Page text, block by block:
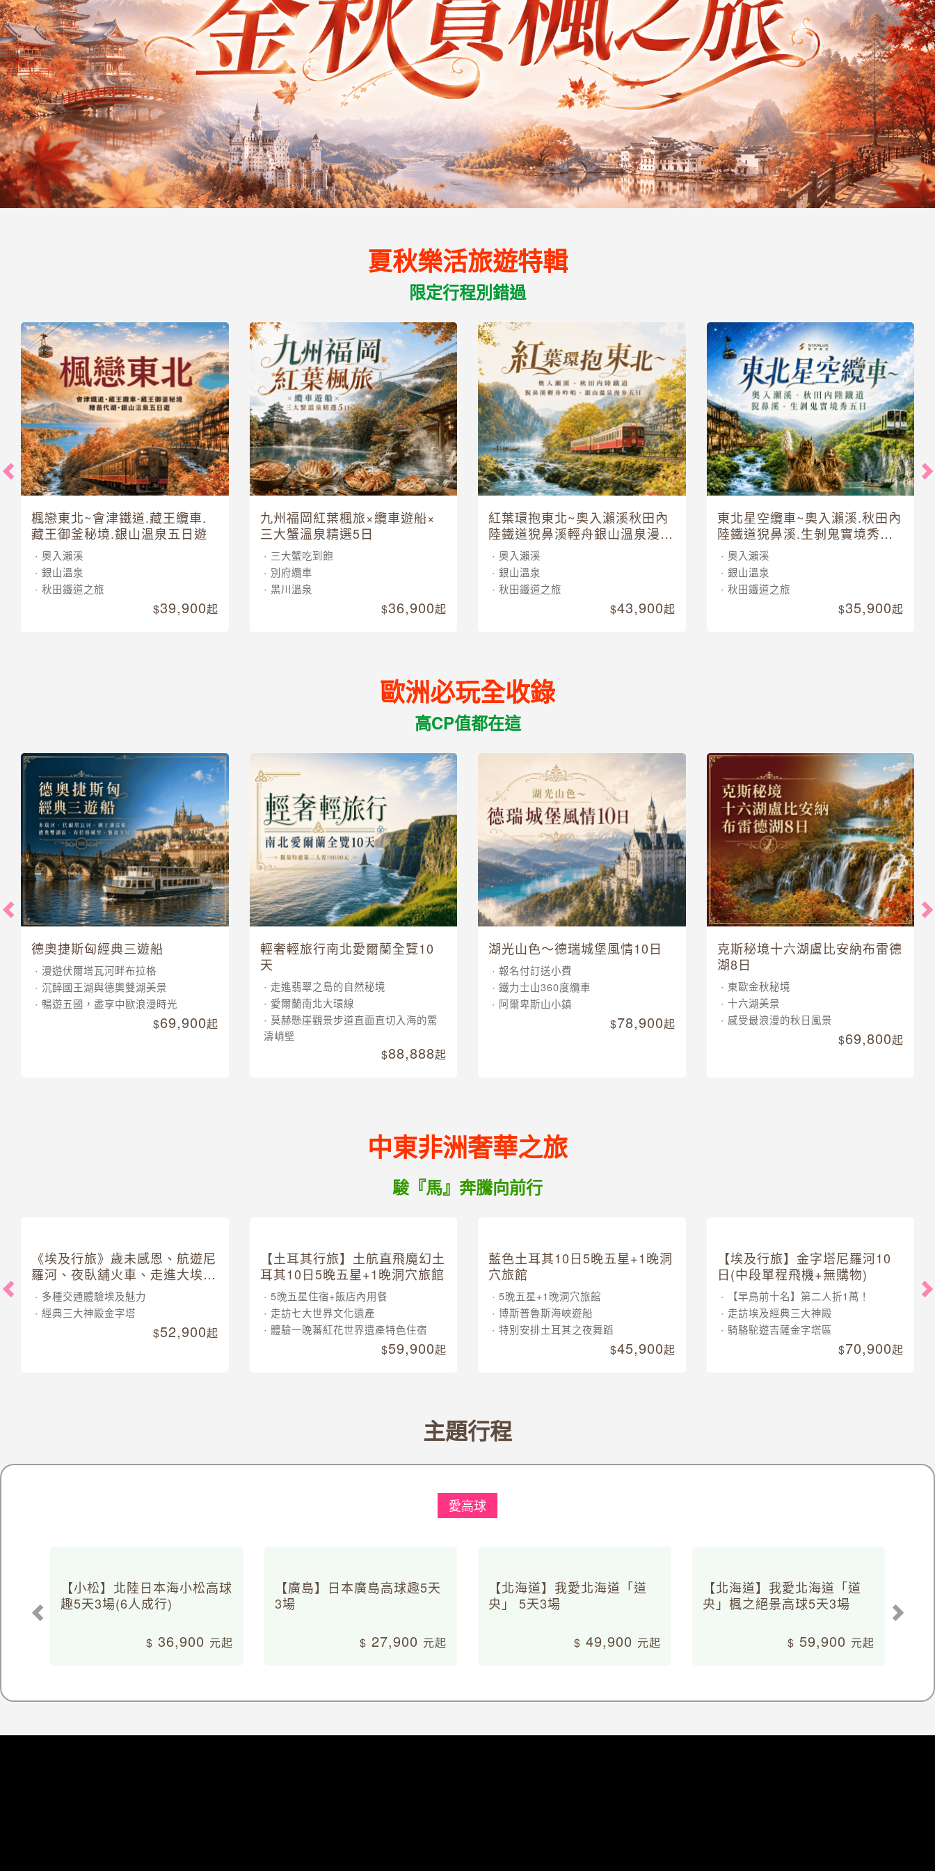
夏秋樂活旅遊特輯
限定行程別錯過
楓戀東北~會津鐵道.藏王纜車.
藏王御釜秘境.銀山溫泉五日遊
奧入瀨溪
銀山溫泉
秋田鐵道之旅
39,900起
九州福岡紅葉楓旅×纜車遊船×
三大蟹溫泉精選5日
三大蟹吃到飽
別府纜車
黑川溫泉
36,900起
紅葉環抱東北~奧入瀨溪秋田內
陸鐵道猊鼻溪輕舟銀山溫泉漫步
五日
奧入瀨溪
銀山溫泉
秋田鐵道之旅
43,900起
東北星空纜車~奧入瀨溪.秋田內
陸鐵道猊鼻溪.生剝鬼實境秀五
日奧入瀨溪
銀山溫泉
秋田鐵道之旅
35,900起
歐洲必玩全收錄
高CP值都在這
德奧捷斯匈經典三遊船
漫遊伏爾塔瓦河畔布拉格
沉醉國王湖與德奧雙湖美景
暢遊五國，盡享中歐浪漫時光
69,900起
輕奢輕旅行南北愛爾蘭全覽10
天
走進翡翠之島的自然秘境
愛爾蘭南北大環線
莫赫懸崖觀景步道直面直切入海的驚
濤峭壁
88,888起
湖光山色～德瑞城堡風情10日
報名付訂送小費
鐵力士山360度纜車
阿爾卑斯山小鎮
78,900起
克斯秘境十六湖盧比安納布雷德
湖8日
東歐金秋秘境
十六湖美景
感受最浪漫的秋日風景
69,800起
中東非洲奢華之旅
駿『馬』奔騰向前行
《埃及行旅》歲未感恩、航遊尼
羅河、夜臥舖火車、走進大埃及
博物館 10 日
多種交通體驗埃及魅力
經典三大神殿金字塔
52,900起
【土耳其行旅】土航直飛魔幻土
耳其10日5晚五星+1晚洞穴旅館
5晚五星住宿+飯店內用餐
走訪七大世界文化遺產
體驗一晚蕃紅花世界遺產特色住宿
59,900起
藍色土耳其10日5晚五星+1晚洞
穴旅館
5晚五星+1晚洞穴旅館
博斯普魯斯海峽遊船
特別安排土耳其之夜舞蹈
45,900起
【埃及行旅】金字塔尼羅河10
日(中段單程飛機+無購物)
【早鳥前十名】第二人折1萬！
走訪埃及經典三大神殿
騎駱駝遊吉薩金字塔區
70,900起
愛高球
主題行程
【小松】北陸日本海小松高球
趣5天3場(6人成行)
36,900
【廣島】日本廣島高球趣5天
3場
27,900
【北海道】我愛北海道「道
央」 5天3場
49,900
【北海道】我愛北海道「道
央」楓之絕景高球5天3場
59,900